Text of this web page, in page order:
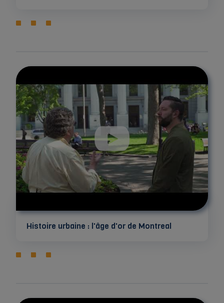
Histoire urbaine : l'âge d'or de Montreal